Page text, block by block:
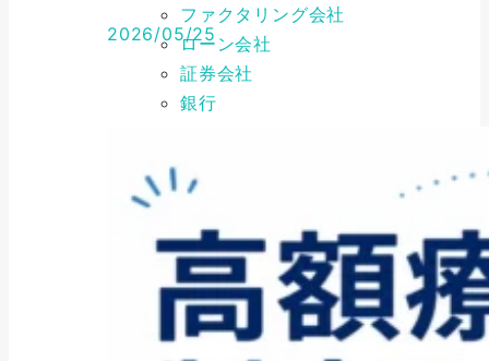
2026/05/25
ファクタリング会社
ローン会社
証券会社
銀行
2026年8月
2026年7月
2026年6月(6)
2026年5月(37)
2026年4月
2026年3月 (3)